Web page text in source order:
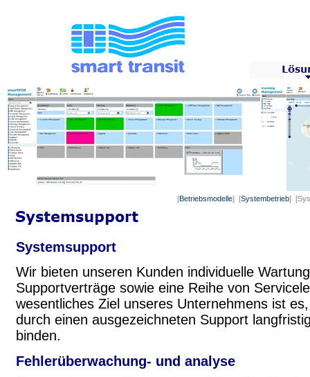
[Betriebsmodelle] [Systembetrieb]
Systemsupport
Wir bieten unseren Kunden individuelle
Supportverträge sowie eine Reihe von
wesentliches Ziel unseres Unternehmens ist
durch einen ausgezeichneten Support
binden.
Fehlerüberwachung- und analyse